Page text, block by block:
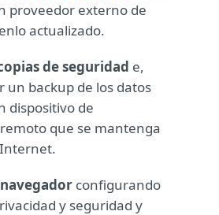
proveedor externo de
actualizado.
de seguridad e,
un backup de los datos
dispositivo de
que se mantenga
configurando
y seguridad y